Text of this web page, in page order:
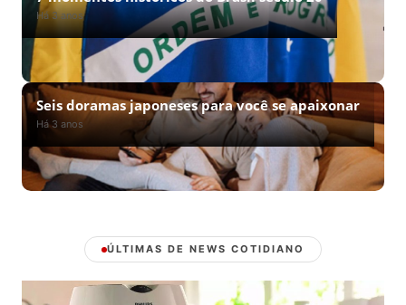
Há 3 anos
Seis doramas japoneses para você se apaixonar
Há 3 anos
ÚLTIMAS DE NEWS COTIDIANO